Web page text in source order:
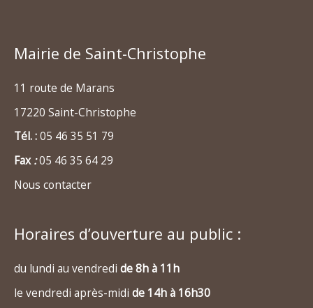
Mairie de Saint-Christophe
11 route de Marans
17220 Saint-Christophe
Tél. :05 46 35 51 79
Fax:05 46 35 64 29
Nous contacter
Horaires d’ouverture au public :
du lundi au vendredi de 8h à 11h
le vendredi après-midi de 14h à 16h30